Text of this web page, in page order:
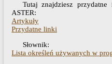
Tutaj znajdziesz
ASTER:
Artykuły
Przydatne linki
Słownik:
Lista określeń używanych w